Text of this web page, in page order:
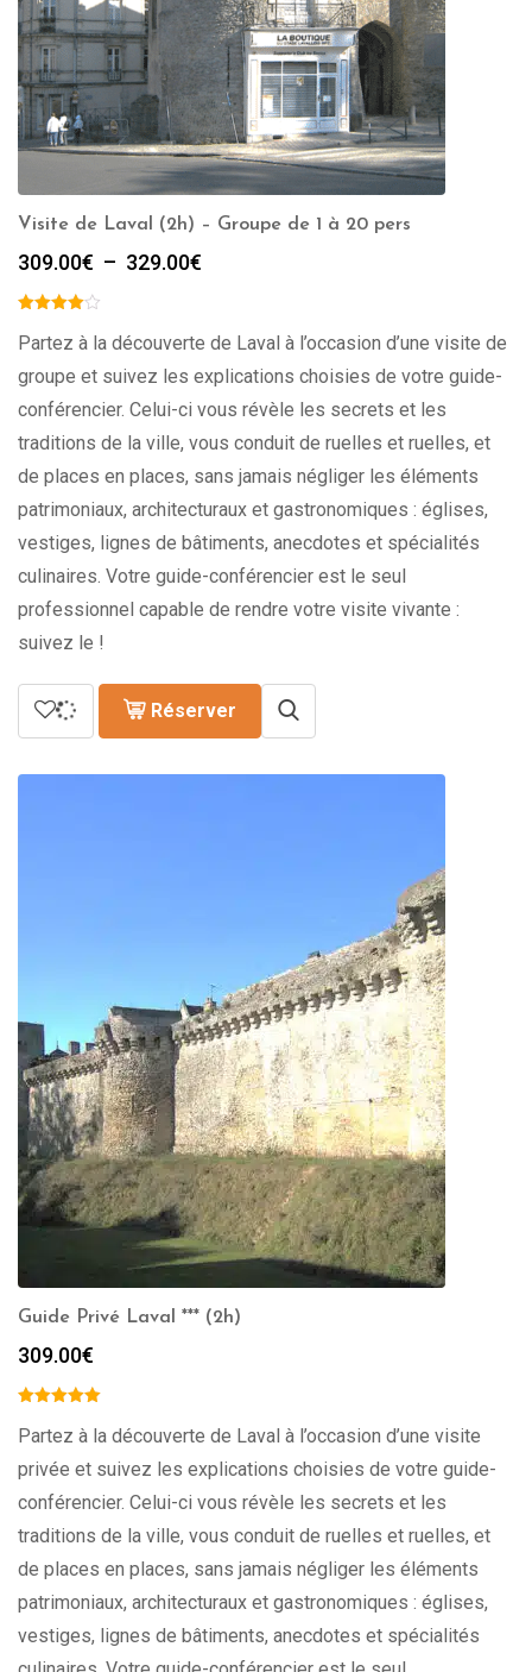
Visite de Laval (2h) – Groupe de 1 à 20 pers
309.00€ – 329.00€
309.00€
à
329.00€
Partez à la découverte de Laval à l’occasion d’une visite de
groupe et suivez les explications choisies de votre guide-
conférencier. Celui-ci vous révèle les secrets et les
traditions de la ville, vous conduit de ruelles et ruelles, et
de places en places, sans jamais négliger les éléments
patrimoniaux, architecturaux et gastronomiques : églises,
vestiges, lignes de bâtiments, anecdotes et spécialités
culinaires. Votre guide-conférencier est le seul
professionnel capable de rendre votre visite vivante :
suivez le !
Réserver
Guide Privé Laval *** (2h)
309.00€
Partez à la découverte de Laval à l’occasion d’une visite
privée et suivez les explications choisies de votre guide-
conférencier. Celui-ci vous révèle les secrets et les
traditions de la ville, vous conduit de ruelles et ruelles, et
de places en places, sans jamais négliger les éléments
patrimoniaux, architecturaux et gastronomiques : églises,
vestiges, lignes de bâtiments, anecdotes et spécialités